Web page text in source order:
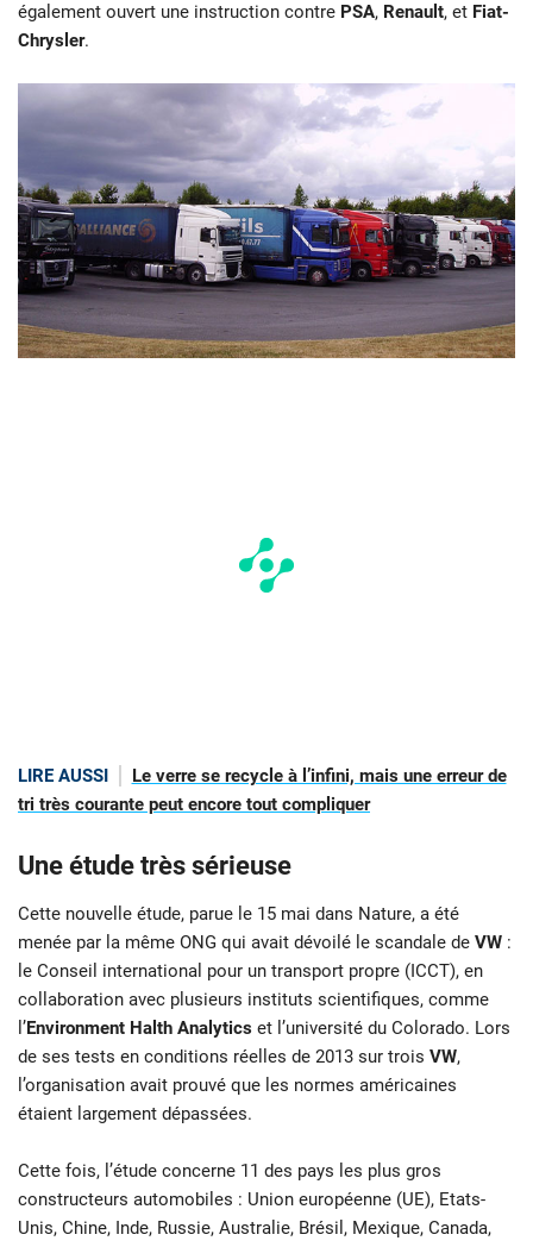
également ouvert une instruction contre PSA, Renault, et Fiat-
Chrysler.
LIRE AUSSI
Le verre se recycle à l’infini, mais une erreur de
tri très courante peut encore tout compliquer
Une étude très sérieuse
Cette nouvelle étude, parue le 15 mai dans Nature, a été
menée par la même ONG qui avait dévoilé le scandale de VW :
le Conseil international pour un transport propre (ICCT), en
collaboration avec plusieurs instituts scientifiques, comme
l’Environment Halth Analytics et l’université du Colorado. Lors
de ses tests en conditions réelles de 2013 sur trois VW,
l’organisation avait prouvé que les normes américaines
étaient largement dépassées.
Cette fois, l’étude concerne 11 des pays les plus gros
constructeurs automobiles : Union européenne (UE), Etats-
Unis, Chine, Inde, Russie, Australie, Brésil, Mexique, Canada,